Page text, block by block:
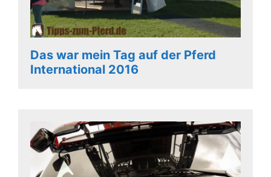
Das war mein Tag auf der Pferd
International 2016